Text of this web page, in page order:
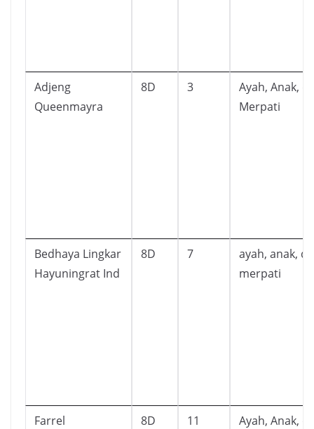
Adjeng
Queenmayra
8D 3
Ayah, Anak,
Merpati
Bedhaya Lingkar
Hayuningrat Ind
8D 7
ayah, anak,
merpati
Farrel
8D 11
Ayah, Anak,